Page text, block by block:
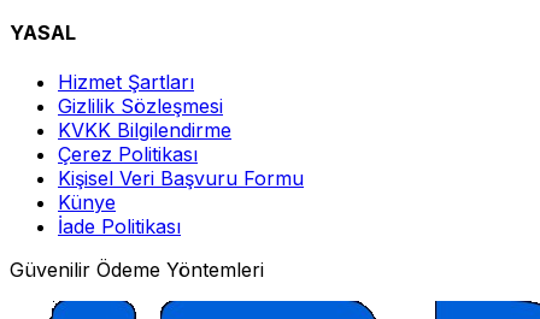
YASAL
Hizmet Şartları
Gizlilik Sözleşmesi
KVKK Bilgilendirme
Çerez Politikası
Kişisel Veri Başvuru Formu
Künye
İade Politikası
Güvenilir Ödeme Yöntemleri